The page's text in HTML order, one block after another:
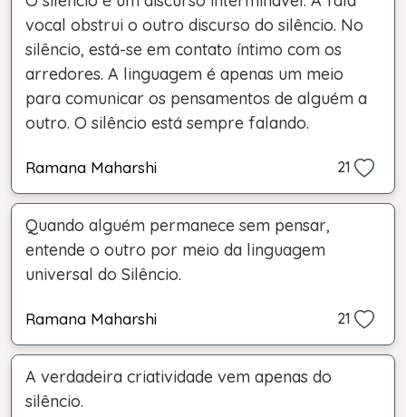
vocal obstrui o outro discurso do silêncio. No
silêncio, está-se em contato íntimo com os
arredores. A linguagem é apenas um meio
para comunicar os pensamentos de alguém a
outro. O silêncio está sempre falando.
Ramana Maharshi 21
Quando alguém permanece sem pensar,
entende o outro por meio da linguagem
universal do Silêncio.
Ramana Maharshi 21
A verdadeira criatividade vem apenas do
silêncio.